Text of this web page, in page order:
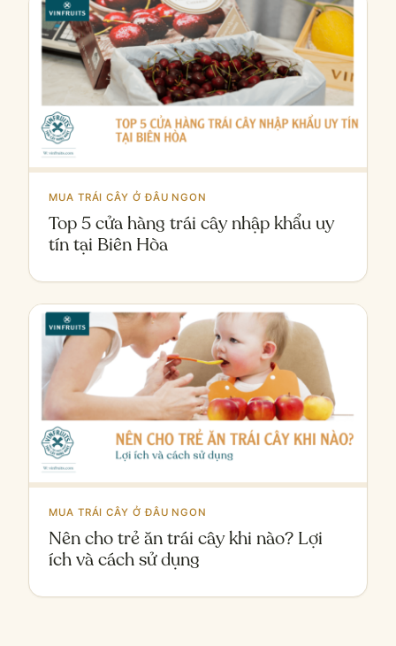
MUA TRÁI CÂY Ở ĐÂU NGON
Top 5 cửa hàng trái cây nhập khẩu uy
tín tại Biên Hòa
MUA TRÁI CÂY Ở ĐÂU NGON
Nên cho trẻ ăn trái cây khi nào? Lợi
ích và cách sử dụng